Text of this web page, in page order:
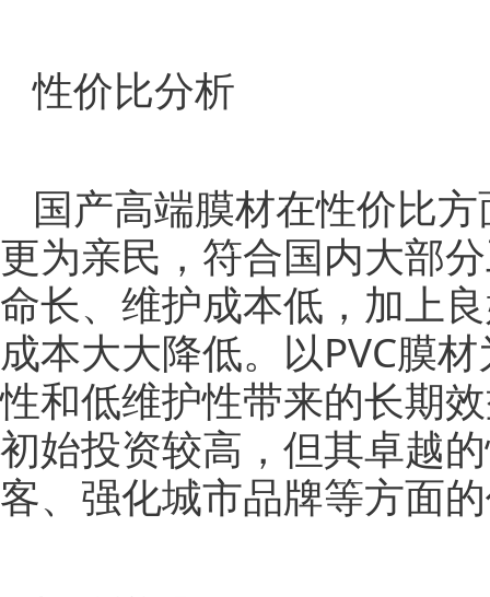
性价比分析
国产高端膜材在性价比
更为亲民，符合国内大部
命长、维护成本低，加上
成本大大降低。以PVC膜
性和低维护性带来的长期
初始投资较高，但其卓越
客、强化城市品牌等方面